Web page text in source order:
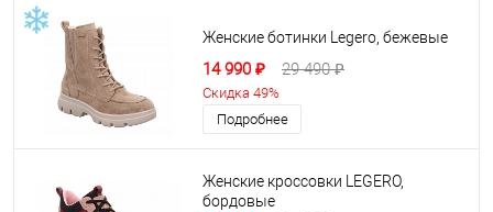
Женские ботинки Legero, бежевые
14 990 ₽ 29 490 ₽
Скидка 49%
Подробнее
Женские кроссовки LEGERO,
бордовые